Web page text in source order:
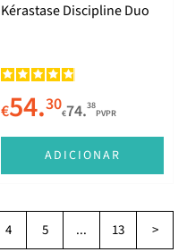
Kérastase Discipline Duo
€54.30€74.38
PVPR
ADICIONAR
4 5 ... 13 >